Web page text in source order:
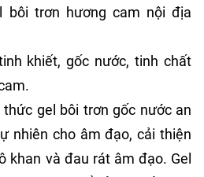
bôi trơn hương cam nội địa
khiết, gốc nước, tinh chất
gel bôi trơn gốc nước an
nhiên cho âm đạo, cải thiện
khan và đau rát âm đạo. Gel